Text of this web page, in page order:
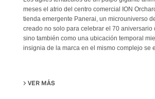
meses el atrio del centro comercial ION
tienda emergente Panerai, un microuniverso
creado no solo para celebrar el 70 aniversario
sino también como una ubicación temporal
insignia de la marca en el mismo complejo se
VER MÁS